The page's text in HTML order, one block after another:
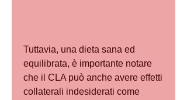
Tuttavia, una dieta sana ed
equilibrata, è importante notare
che il CLA può anche avere effetti
collaterali indesiderati come